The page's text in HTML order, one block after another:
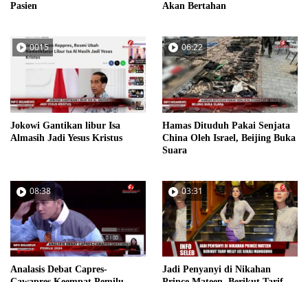
Pasien
Akan Bertahan
0015
Jokowi Gantikan libur Isa
Almasih Jadi Yesus Kristus
06:22
Hamas Dituduh Pakai Senjata
China Oleh Israel, Beijing Buka
Suara
08:38
Analasis Debat Capres-
03:31
Jadi Penyanyi di Nikahan